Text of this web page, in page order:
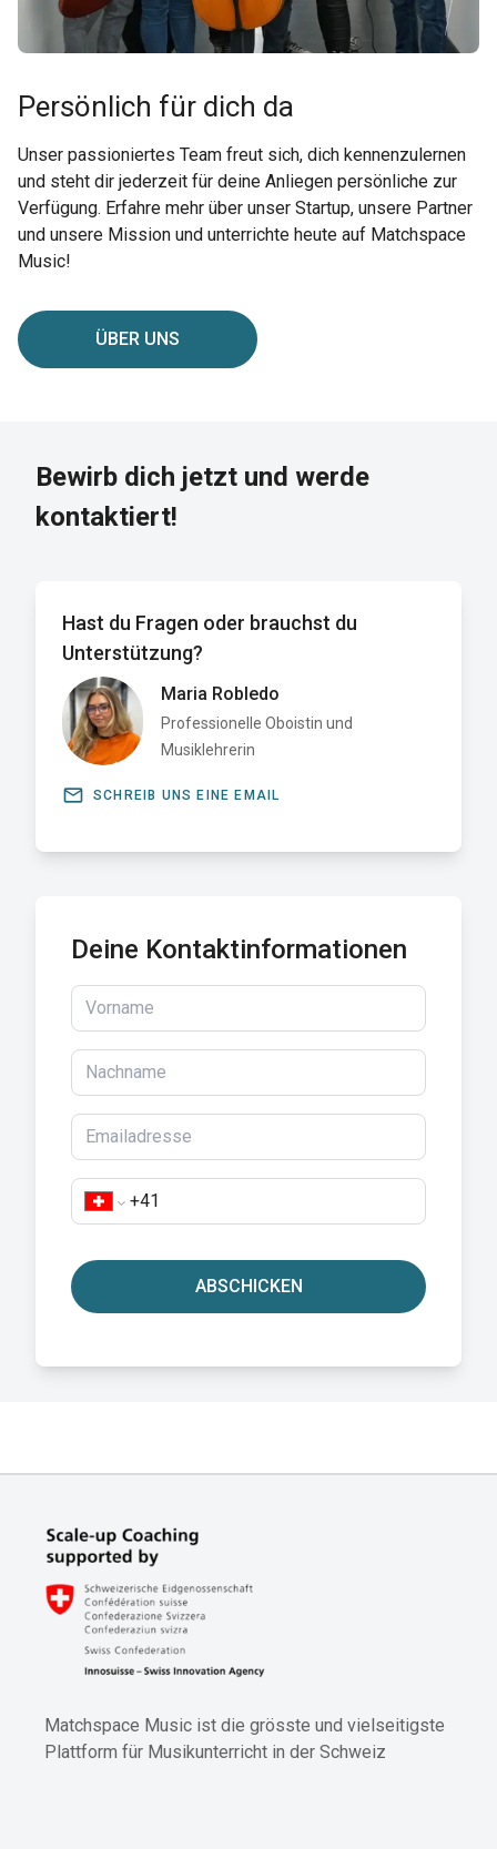
Persönlich für dich da
Unser passioniertes Team freut sich, dich kennenzulernen
und steht dir jederzeit für deine Anliegen persönliche zur
Verfügung. Erfahre mehr über unser Startup, unsere Partner
und unsere Mission und unterrichte heute auf Matchspace
Music!
ÜBER UNS
Bewirb dich jetzt und werde
kontaktiert!
Hast du Fragen oder brauchst du
Unterstützung?
Maria Robledo
Professionelle Oboistin und
Musiklehrerin
email SCHREIB UNS EINE EMAIL
Deine Kontaktinformationen
ABSCHICKEN
Matchspace Music ist die grösste und vielseitigste
Plattform für Musikunterricht in der Schweiz